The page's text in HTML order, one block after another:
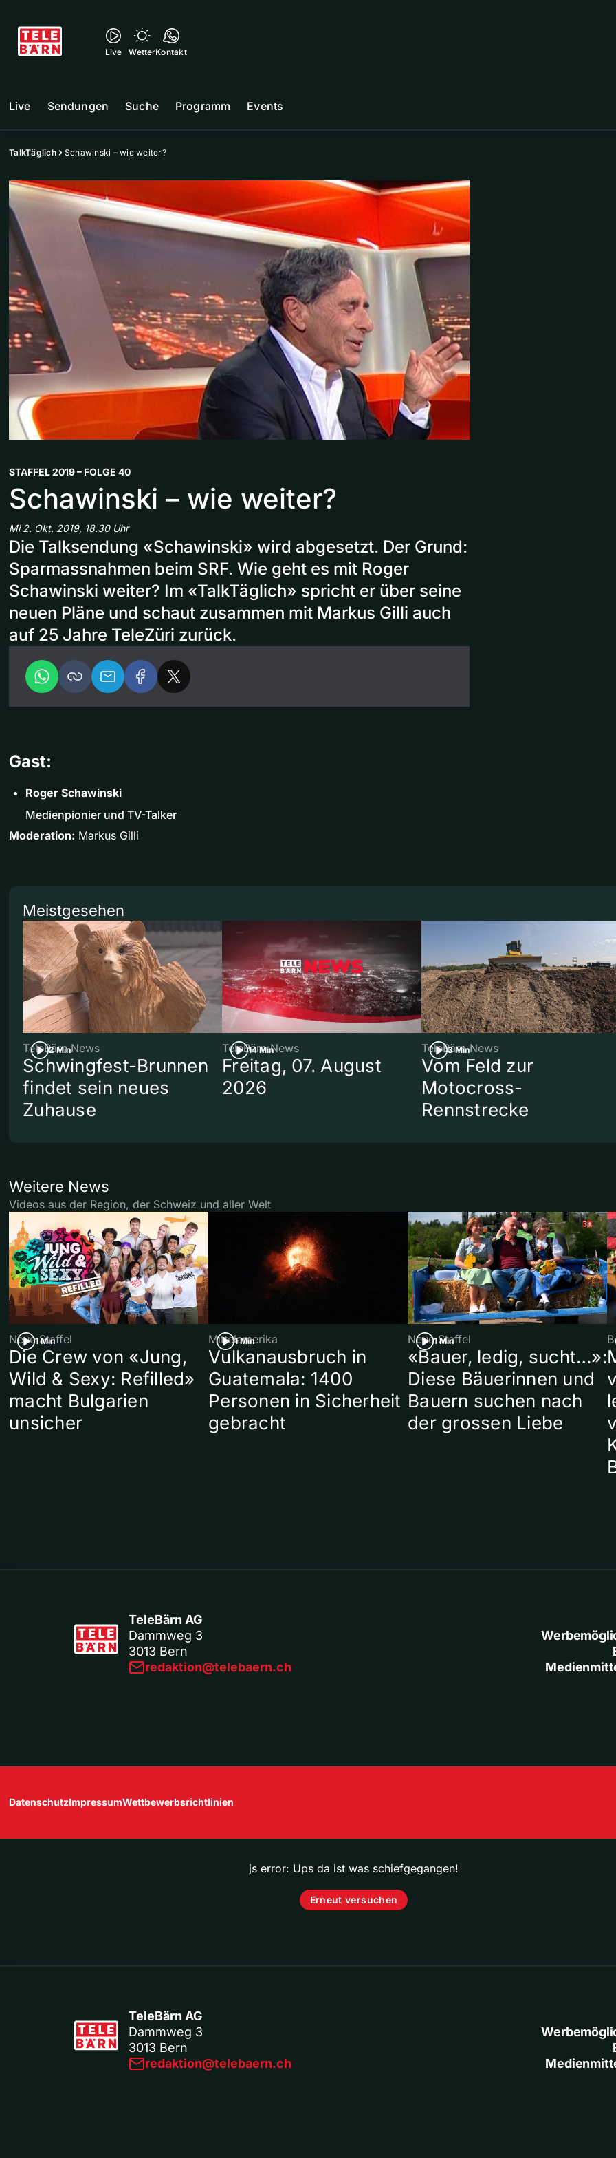
Live WetterKontakt
Live Sendungen Suche Programm Events
TalkTäglich Schawinski – wie weiter?
STAFFEL 2019 – FOLGE 40
Schawinski – wie weiter?
Mi 2. Okt. 2019, 18.30 Uhr
Die Talksendung «Schawinski» wird abgesetzt. Der Grund:
Sparmassnahmen beim SRF. Wie geht es mit Roger
Schawinski weiter? Im «TalkTäglich» spricht er über seine
neuen Pläne und schaut zusammen mit Markus Gilli auch
auf 25 Jahre TeleZüri zurück.
Gast:
Roger Schawinski
Medienpionier und TV-Talker
Moderation: Markus Gilli
Meistgesehen
2 Min
TeleBärn News
Schwingfest-Brunnen
findet sein neues
Zuhause
14 Min
TeleBärn News
Freitag, 07. August
2026
3 Min
TeleBärn News
Vom Feld zur
Motocross-
Rennstrecke
Weitere News
Videos aus der Region, der Schweiz und aller Welt
1 Min
Neue Staffel
Die Crew von «Jung,
Wild & Sexy: Refilled»
macht Bulgarien
unsicher
1 Min
Mittelamerika
Vulkanausbruch in
Guatemala: 1400
Personen in Sicherheit
gebracht
1 Min
Neue Staffel
«Bauer, ledig, sucht…»:
Diese Bäuerinnen und
Bauern suchen nach
der grossen Liebe
TeleBärn AG
Dammweg 3
3013 Bern
redaktion@telebaern.ch
DatenschutzImpressumWettbewerbsrichtlinien
js error: Ups da ist was schiefgegangen!
Erneut versuchen
TeleBärn AG
Dammweg 3
3013 Bern
redaktion@telebaern.ch